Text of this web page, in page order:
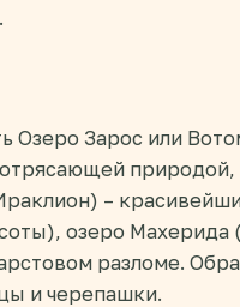
Озеро Зарос или
–
озеро Махерида
разломе.
и черепашки.